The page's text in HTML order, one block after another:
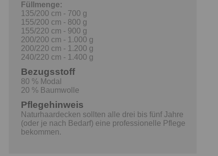
Füllmenge:
135/200 cm - 700 g
155/200 cm - 800 g
155/220 cm - 900 g
200/200 cm - 1.000 g
200/220 cm - 1.200 g
240/220 cm - 1.400 g
Bezugsstoff
80 % Modal
20 % Baumwolle
Pflegehinweis
Naturhaardecken sollten alle drei bis fünf Jahre
(oder je nach Bedarf) eine professionelle Pflege
bekommen.